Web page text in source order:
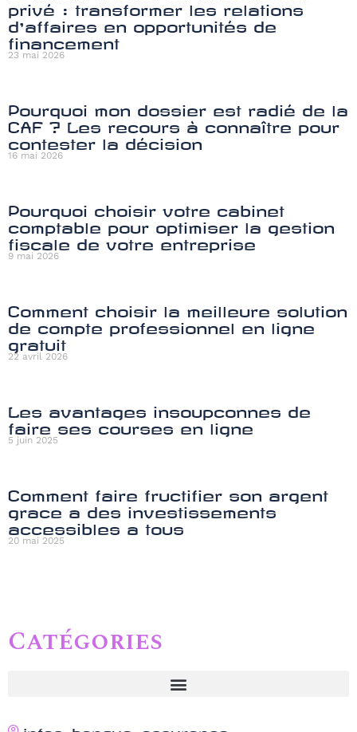
privé : transformer les relations
d’affaires en opportunités de
financement
23 mai 2026
Pourquoi mon dossier est radié de la
CAF ? Les recours à connaître pour
contester la décision
16 mai 2026
Pourquoi choisir votre cabinet
comptable pour optimiser la gestion
fiscale de votre entreprise
9 mai 2026
Comment choisir la meilleure solution
de compte professionnel en ligne
gratuit
22 avril 2026
Les avantages insoupconnes de
faire ses courses en ligne
5 juin 2025
Comment faire fructifier son argent
grace a des investissements
accessibles a tous
20 mai 2025
Catégories